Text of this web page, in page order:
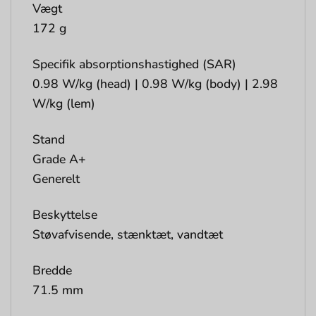
Vægt
172 g
Specifik absorptionshastighed (SAR)
0.98 W/kg (head) | 0.98 W/kg (body) | 2.98
W/kg (lem)
Stand
Grade A+
Generelt
Beskyttelse
Støvafvisende, stænktæt, vandtæt
Bredde
71.5 mm